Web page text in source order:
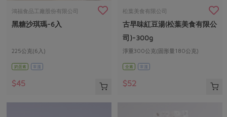
鴻福食品工廠股份有限公司
黑糖沙琪瑪-6入
225公克(6入)
奶蛋素 常溫
$45
松葉美食有限公司
古早味紅豆湯(松葉美食有限公
司)-300g
淨重300公克(固形量180公克)
全素 常溫
$52